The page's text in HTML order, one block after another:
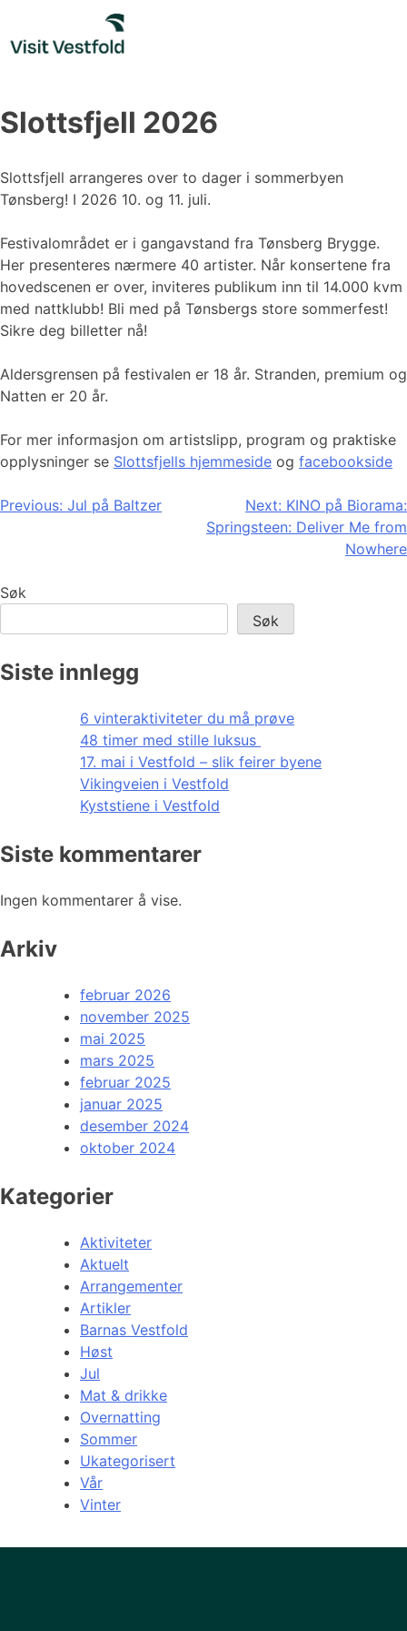
content
Slottsfjell 2026
Slottsfjell arrangeres over to dager i sommerbyen
Tønsberg! I 2026 10. og 11. juli.
Festivalområdet er i gangavstand fra Tønsberg Brygge.
Her presenteres nærmere 40 artister. Når konsertene fra
hovedscenen er over, inviteres publikum inn til 14.000 kvm
med nattklubb! Bli med på Tønsbergs store sommerfest!
Sikre deg billetter nå!
Aldersgrensen på festivalen er 18 år. Stranden, premium og
Natten er 20 år.
For mer informasjon om artistslipp, program og praktiske
opplysninger se Slottsfjells hjemmeside og facebookside
Innleggsnavigasjon
Previous: Jul på Baltzer Next: KINO på Biorama:
Springsteen: Deliver Me from
Nowhere
Søk
Søk
Siste innlegg
6 vinteraktiviteter du må prøve
48 timer med stille luksus
17. mai i Vestfold – slik feirer byene
Vikingveien i Vestfold
Kyststiene i Vestfold
Siste kommentarer
Ingen kommentarer å vise.
Arkiv
februar 2026
november 2025
mai 2025
mars 2025
februar 2025
januar 2025
desember 2024
oktober 2024
Kategorier
Aktiviteter
Aktuelt
Arrangementer
Artikler
Barnas Vestfold
Høst
Jul
Mat & drikke
Overnatting
Sommer
Ukategorisert
Vår
Vinter